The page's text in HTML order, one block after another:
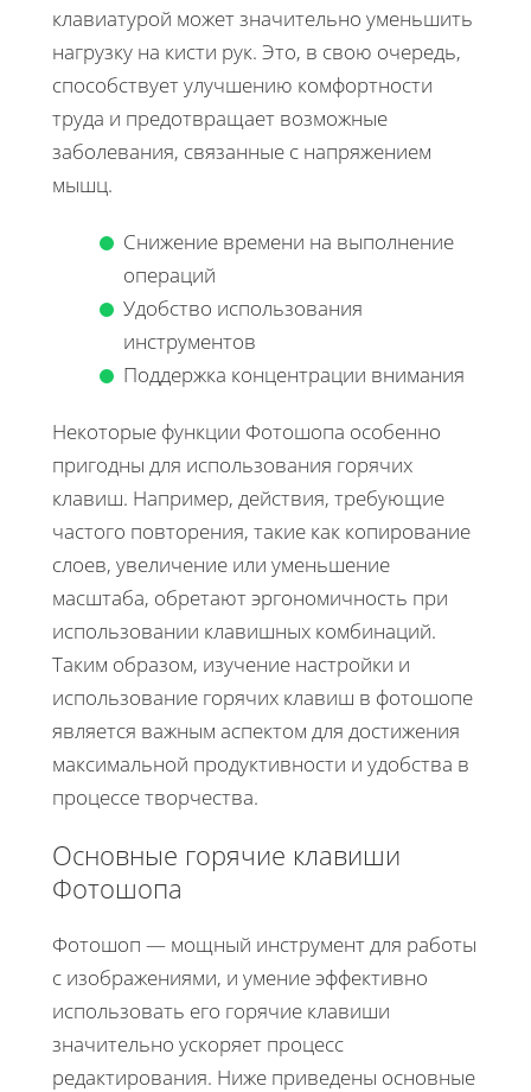
клавиатурой может значительно уменьшить
нагрузку на кисти рук. Это, в свою очередь,
способствует улучшению комфортности
труда и предотвращает возможные
заболевания, связанные с напряжением
мышц.
Снижение времени на выполнение
операций
Удобство использования
инструментов
Поддержка концентрации внимания
Некоторые функции Фотошопа особенно
пригодны для использования горячих
клавиш. Например, действия, требующие
частого повторения, такие как копирование
слоев, увеличение или уменьшение
масштаба, обретают эргономичность при
использовании клавишных комбинаций.
Таким образом, изучение настройки и
использование горячих клавиш в фотошопе
является важным аспектом для достижения
максимальной продуктивности и удобства в
процессе творчества.
Основные горячие клавиши
Фотошопа
Фотошоп — мощный инструмент для работы
с изображениями, и умение эффективно
использовать его горячие клавиши
значительно ускоряет процесс
редактирования. Ниже приведены основные